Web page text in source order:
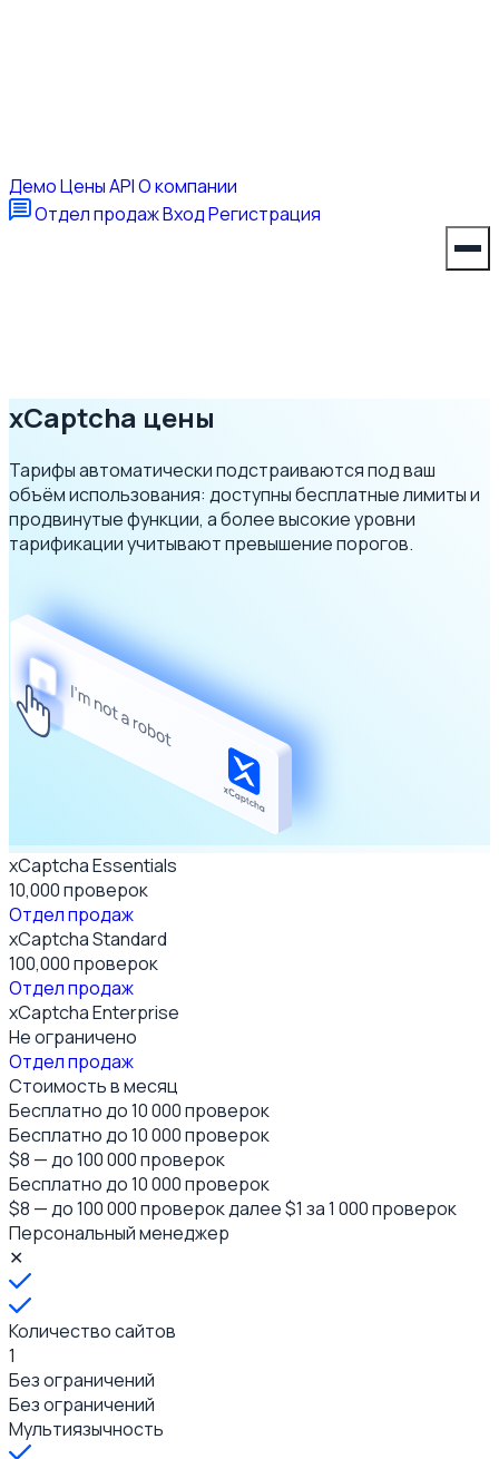
ДемоЦеныAPIО компании
Отдел продажВходРегистрация
xCaptcha цены
Тарифы автоматически подстраиваются под ваш
объём использования: доступны бесплатные лимиты и
продвинутые функции, а более высокие уровни
тарификации учитывают превышение порогов.
xCaptcha Essentials
10,000проверок
Отдел продаж
xCaptcha Standard
100,000проверок
Отдел продаж
xCaptcha Enterprise
Не ограничено
Отдел продаж
Стоимость в месяц
Бесплатно до 10 000проверок
Бесплатно до 10 000проверок
$8 — до 100 000 проверок
Бесплатно до 10 000проверок
$8 — до 100 000 проверокдалее $1 за 1 000 проверок
Персональный менеджер
✕
Количество сайтов
1
Без ограничений
Без ограничений
Мультиязычность